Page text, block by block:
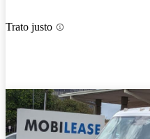
Trato justo